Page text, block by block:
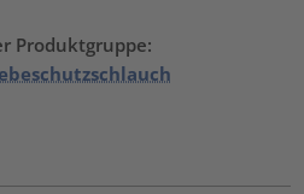
Produktgruppe: